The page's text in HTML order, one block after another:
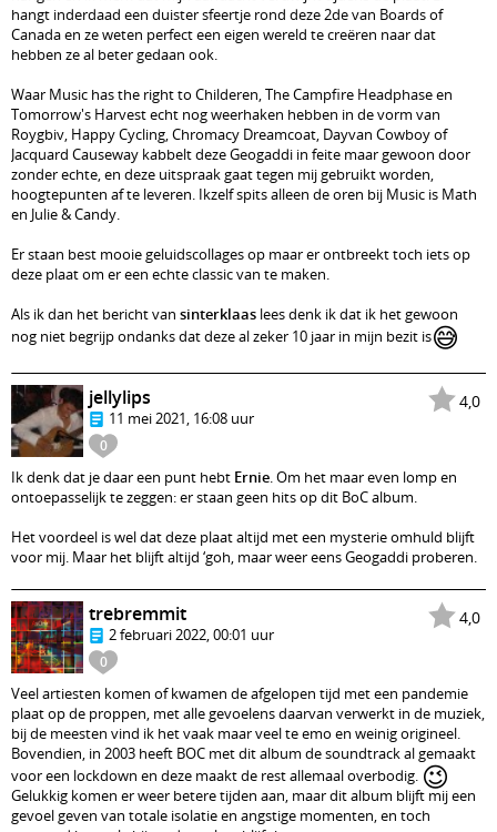
hangt inderdaad een duister sfeertje rond deze 2de van Boards of
Canada en ze weten perfect een eigen wereld te creëren naar dat
hebben ze al beter gedaan ook.
Waar Music has the right to Childeren, The Campfire Headphase en
Tomorrow's Harvest echt nog weerhaken hebben in de vorm van
Roygbiv, Happy Cycling, Chromacy Dreamcoat, Dayvan Cowboy of
Jacquard Causeway kabbelt deze Geogaddi in feite maar gewoon door
zonder echte, en deze uitspraak gaat tegen mij gebruikt worden,
hoogtepunten af te leveren. Ikzelf spits alleen de oren bij Music is Math
en Julie & Candy.
Er staan best mooie geluidscollages op maar er ontbreekt toch iets op
deze plaat om er een echte classic van te maken.
Als ik dan het bericht van sinterklaas lees denk ik dat ik het gewoon
nog niet begrijp ondanks dat deze al zeker 10 jaar in mijn bezit is😅
4,0
0
jellylips
11 mei 2021, 16:08 uur
Ik denk dat je daar een punt hebt Ernie. Om het maar even lomp en
ontoepasselijk te zeggen: er staan geen hits op dit BoC album.
Het voordeel is wel dat deze plaat altijd met een mysterie omhuld blijft
voor mij. Maar het blijft altijd ‘goh, maar weer eens Geogaddi proberen.
4,0
0
trebremmit
2 februari 2022, 00:01 uur
Veel artiesten komen of kwamen de afgelopen tijd met een pandemie
plaat op de proppen, met alle gevoelens daarvan verwerkt in de muziek,
bij de meesten vind ik het vaak maar veel te emo en weinig origineel.
Bovendien, in 2003 heeft BOC met dit album de soundtrack al gemaakt
voor een lockdown en deze maakt de rest allemaal overbodig. 😉
Gelukkig komen er weer betere tijden aan, maar dit album blijft mij een
gevoel geven van totale isolatie en angstige momenten, en toch